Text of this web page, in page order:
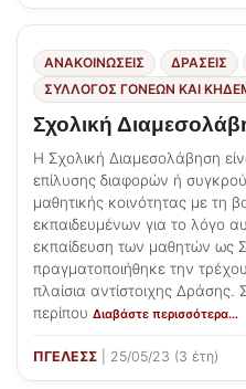
ΑΝΑΚΟΙΝΩΣΕΙΣ ΔΡΑΣΕΙΣ
ΣΎΛΛΟΓΟΣ ΓΟΝΈΩΝ ΚΑΙ
Σχολική
Η Σχολική Διαμεσολάβηση
επίλυσης διαφορών ή
μαθητικής κοινότητας με τη
εκπαιδευμένων για το λόγο
εκπαίδευση των μαθητών ως
πραγματοποιήθηκε την
πλαίσια αντίστοιχης Δράσης.
περίπου Διαβάστε περισσότερα…
ΠΓΕΛΕΣΣ | 25/05/23 (3 έτη)